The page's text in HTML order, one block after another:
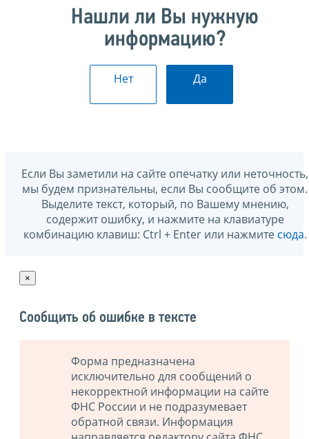
Нашли ли Вы нужную
информацию?
Нет Да
Если Вы заметили на сайте опечатку или неточность,
мы будем признательны, если Вы сообщите об этом.
Выделите текст, который, по Вашему мнению,
содержит ошибку, и нажмите на клавиатуре
комбинацию клавиш: Ctrl + Enter или нажмите сюда.
×
Сообщить об ошибке в тексте
Форма предназначена
исключительно для сообщений о
некорректной информации на сайте
ФНС России и не подразумевает
обратной связи. Информация